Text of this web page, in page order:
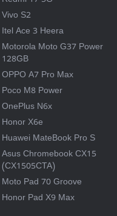
Vivo S2
Itel Ace 3 Heera
Motorola Moto G37 Power
128GB
OPPO A7 Pro Max
Poco M8 Power
OnePlus N6x
Honor X6e
Huawei MateBook Pro S
Asus Chromebook CX15
(CX1505CTA)
Moto Pad 70 Groove
Honor Pad X9 Max